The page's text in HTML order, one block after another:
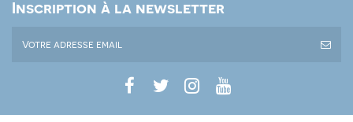
Inscription à la newsletter